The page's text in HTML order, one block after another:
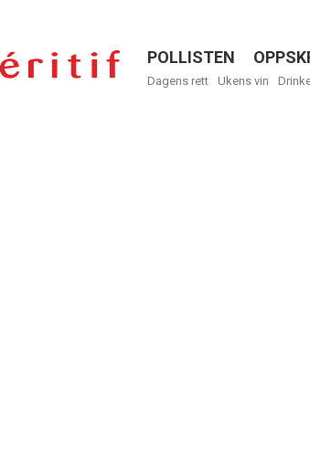
Menu
POLLISTEN
Dagens rett Ukens vin